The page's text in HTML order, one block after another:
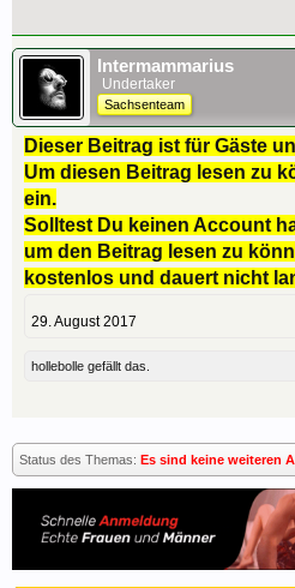
Intermammarius
Undertaker
Sachsenteam
Dieser Beitrag ist für Gäste
Um diesen Beitrag lesen zu
ein.
Solltest Du keinen Account
um den Beitrag lesen zu
kostenlos und dauert nicht
29. August 2017
hollebolle gefällt das.
Status des Themas: Es sind keine weiteren